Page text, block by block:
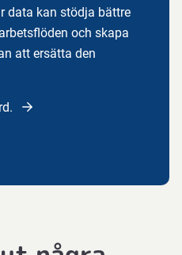
data kan stödja bättre
och skapa
att ersätta den